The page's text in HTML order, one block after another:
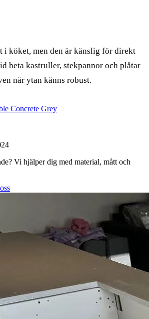
i köket, men den är känslig för direkt
heta kastruller, stekpannor och plåtar
när ytan känns robust.
Concrete Grey
Vi hjälper dig med material, mått och